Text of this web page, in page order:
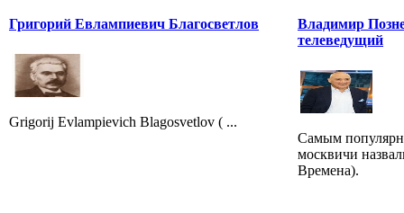
Григорий Евлампиевич Благосветлов
Grigorij Evlampievich Blagosvetlov ( ...
Владимир
телеведущий
Самым
москвичи
Времена).